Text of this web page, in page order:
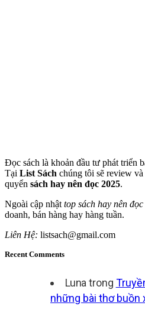
Đọc sách là khoản đầu tư phát triển
Tại List Sách chúng tôi sẽ review
quyển sách hay nên đọc 2025.
Ngoài cập nhật top sách hay nên đọc
doanh, bán hàng hay hàng tuần.
Liên Hệ: listsach@gmail.com
Recent Comments
Luna trong
những bài thơ buồn